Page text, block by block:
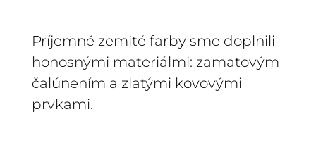
Príjemné zemité farby sme doplnili
honosnými materiálmi: zamatovým
čalúnením a zlatými kovovými
prvkami.